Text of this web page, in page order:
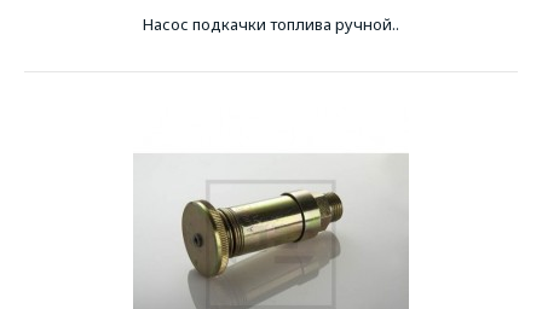
Насос подкачки топлива ручной..